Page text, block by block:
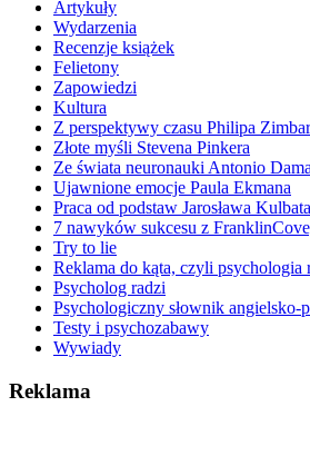
Artykuły
Wydarzenia
Recenzje książek
Felietony
Zapowiedzi
Kultura
Z perspektywy czasu Philipa
Złote myśli Stevena Pinkera
Ze świata neuronauki Antonio
Ujawnione emocje Paula Ekmana
Praca od podstaw Jarosława Kulbata
7 nawyków sukcesu z
Try to lie
Reklama do kąta, czyli psychologia
Psycholog radzi
Psychologiczny słownik angielsko-
Testy i psychozabawy
Wywiady
Reklama